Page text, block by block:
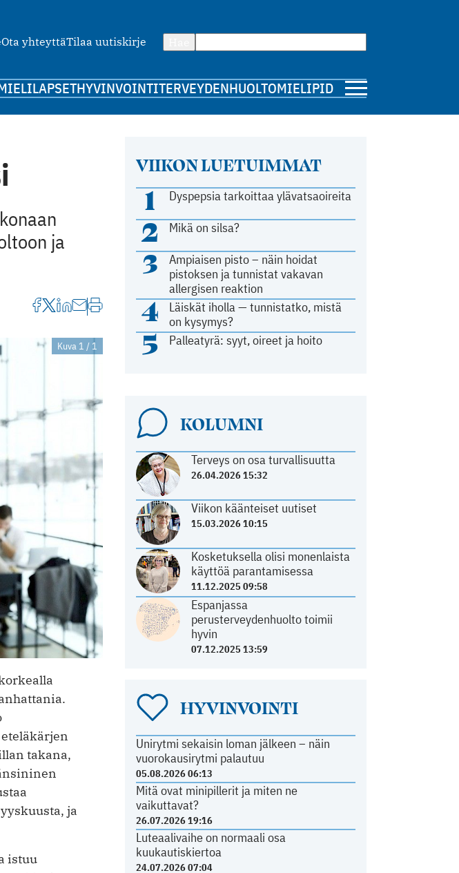
Ota yhteyttäTilaa uutiskirje
LAPSETHYVINVOINTITERVEYDENHUOLTOMIELIPIDE
VIIKON LUETUIMMAT
1 Dyspepsia tarkoittaa ylävatsaoireita
2 Mikä on silsa?
3
Ampiaisen pisto – näin hoidat
pistoksen ja tunnistat vakavan
allergisen reaktion
4
Läiskät iholla — tunnistatko, mistä
on kysymys?
5 Palleatyrä: syyt, oireet ja hoito
KOLUMNI
Terveys on osa turvallisuutta
26.04.2026 15:32
Viikon käänteiset uutiset
15.03.2026 10:15
Kosketuksella olisi monenlaista
käyttöä parantamisessa
11.12.2025 09:58
Espanjassa
perusterveydenhuolto toimii
hyvin
07.12.2025 13:59
HYVINVOINTI
Unirytmi sekaisin loman jälkeen – näin
vuorokausirytmi palautuu
05.08.2026 06:13
Mitä ovat minipillerit ja miten ne
vaikuttavat?
26.07.2026 19:16
Luteaalivaihe on normaali osa
kuukautiskiertoa
24.07.2026 07:04
ja
Kuva 1 / 1
takana,
ja
istuu